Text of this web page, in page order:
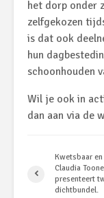
het dorp onder
zelfgekozen
is dat ook
hun
schoonhouden
Wil je ook in
dan aan via de
Kwetsbaar
Claudia
presenteert
dichtbundel.